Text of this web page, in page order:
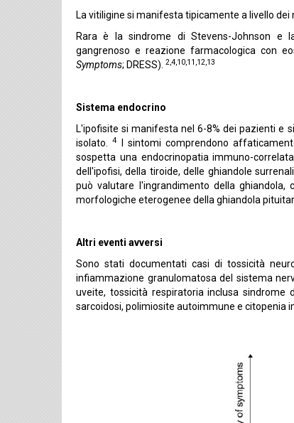
La vitiligine si manifesta tipicamente a livello
Rara è la sindrome di Stevens-Johnson e
gangrenoso e reazione farmacologica con
Symptoms; DRESS). 2,4,10,11,12,13
Sistema endocrino
L'ipofisite si manifesta nel 6-8% dei pazienti e
isolato.4
I sintomi comprendono
sospetta una endocrinopatia immuno-
dell'ipofisi, della tiroide, delle ghiandole
può valutare l'ingrandimento della
morfologiche eterogenee della ghiandola
Altri eventi avversi
Sono stati documentati casi di tossicità
infiammazione granulomatosa del sistema
uveite, tossicità respiratoria inclusa
sarcoidosi, polimiosite autoimmune e citopenia